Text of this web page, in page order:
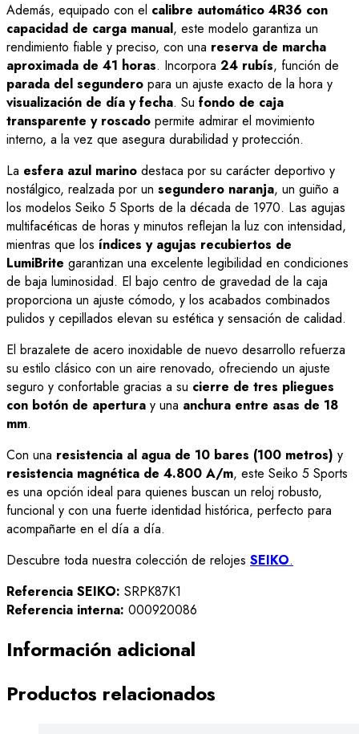
Además, equipado con el calibre automático 4R36 con
capacidad de carga manual, este modelo garantiza un
rendimiento fiable y preciso, con una reserva de marcha
aproximada de 41 horas. Incorpora 24 rubís, función de
parada del segundero para un ajuste exacto de la hora y
visualización de día y fecha. Su fondo de caja
transparente y roscado permite admirar el movimiento
interno, a la vez que asegura durabilidad y protección.
La esfera azul marino destaca por su carácter deportivo y
nostálgico, realzada por un segundero naranja, un guiño a
los modelos Seiko 5 Sports de la década de 1970. Las agujas
multifacéticas de horas y minutos reflejan la luz con intensidad,
mientras que los índices y agujas recubiertos de
LumiBrite garantizan una excelente legibilidad en condiciones
de baja luminosidad. El bajo centro de gravedad de la caja
proporciona un ajuste cómodo, y los acabados combinados
pulidos y cepillados elevan su estética y sensación de calidad.
El brazalete de acero inoxidable de nuevo desarrollo refuerza
su estilo clásico con un aire renovado, ofreciendo un ajuste
seguro y confortable gracias a su cierre de tres pliegues
con botón de apertura y una anchura entre asas de 18
mm.
Con una resistencia al agua de 10 bares (100 metros) y
resistencia magnética de 4.800 A/m, este Seiko 5 Sports
es una opción ideal para quienes buscan un reloj robusto,
funcional y con una fuerte identidad histórica, perfecto para
acompañarte en el día a día.
Descubre toda nuestra colección de relojes SEIKO.
Referencia SEIKO: SRPK87K1
Referencia interna: 000920086
Información adicional
Productos relacionados